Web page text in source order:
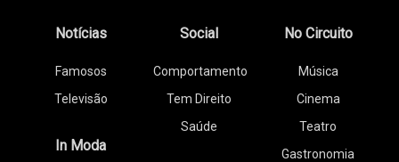
Notícias
Famosos
Televisão
In Moda
Social
Comportamento
Tem Direito
Saúde
No Circuito
Música
Cinema
Teatro
Gastronomia